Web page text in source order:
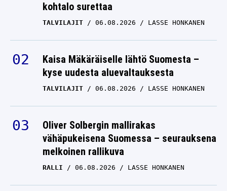
kohtalo surettaa
TALVILAJIT 06.08.2026 LASSE HONKANEN
Kaisa Mäkäräiselle lähtö Suomesta –
kyse uudesta aluevaltauksesta
TALVILAJIT 06.08.2026 LASSE HONKANEN
Oliver Solbergin mallirakas
vähäpukeisena Suomessa – seurauksena
melkoinen rallikuva
RALLI 06.08.2026 LASSE HONKANEN